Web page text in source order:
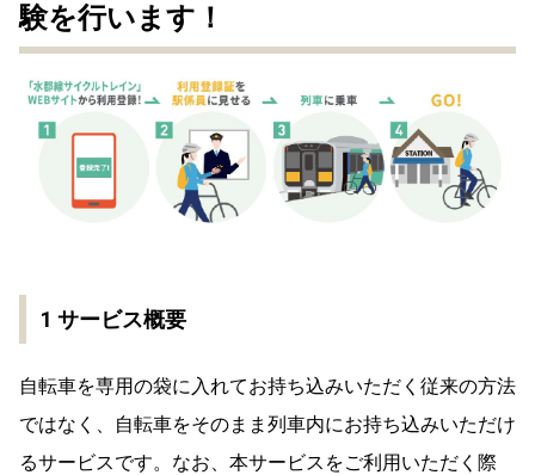
験を行います！
1 サービス概要
自転車を専用の袋に入れてお持ち込みいただく従来の方法
ではなく、自転車をそのまま列車内にお持ち込みいただけ
るサービスです。なお、本サービスをご利用いただく際